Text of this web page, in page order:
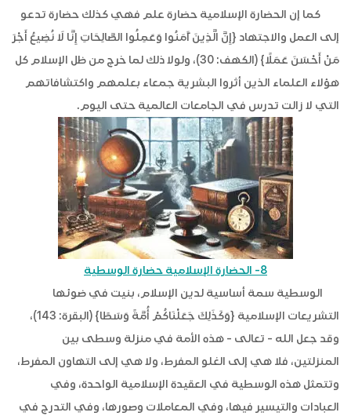
كما إن الحضارة الإسلامية حضارة علم فهي كذلك حضارة تدعو
إلى العمل والاجتهاد {إِنَّ الَّذِينَ آَمَنُوا وَعَمِلُوا الصَّالِحَاتِ إِنَّا لَا نُضِيعُ أَجْرَ
مَنْ أَحْسَنَ عَمَلًا} (الكهف: 30)، ولولا ذلك لما خرج من ظل الإسلام كل
هؤلاء العلماء الذين أثروا البشرية جمعاء بعلمهم واكتشافاتهم
التي لا زالت تدرس في الجامعات العالمية حتى اليوم.
8- الحضارة الإسلامية حضارة الوسطية
الوسطية سمة أساسية لدين الإسلام، بنيت في ضوئها
التشريعات الإسلامية {وَكَذَلِكَ جَعَلْنَاكُمْ أُمَّةً وَسَطًا} (البقرة: 143)،
وقد جعل الله - تعالى - هذه الأمة في منزلة وسطى بين
المنزلتين، فلا هي إلى الغلو المفرط، ولا هي إلى التهاون المفرط،
وتتمثل هذه الوسطية في العقيدة الإسلامية الواحدة، وفي
العبادات والتيسير فيها، وفي المعاملات وصورها، وفي التدرج في